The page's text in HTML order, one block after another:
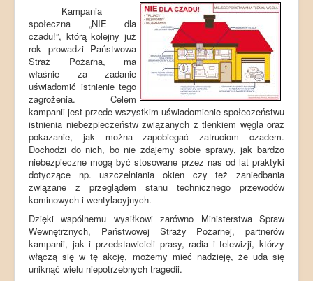
Kampania
społeczna „NIE dla
czadu!”, którą kolejny już
rok prowadzi Państwowa
Straż Pożarna, ma
właśnie za zadanie
uświadomić istnienie tego
zagrożenia. Celem
kampanii jest przede wszystkim uświadomienie społeczeństwu
istnienia niebezpieczeństw związanych z tlenkiem węgla oraz
pokazanie, jak można zapobiegać zatruciom czadem.
Dochodzi do nich, bo nie zdajemy sobie sprawy, jak bardzo
niebezpieczne mogą być stosowane przez nas od lat praktyki
dotyczące np. uszczelniania okien czy też zaniedbania
związane z przeglądem stanu technicznego przewodów
kominowych i wentylacyjnych.
Dzięki wspólnemu wysiłkowi zarówno Ministerstwa Spraw
Wewnętrznych, Państwowej Straży Pożarnej, partnerów
kampanii, jak i przedstawicieli prasy, radia i telewizji, którzy
włączą się w tę akcję, możemy mieć nadzieję, że uda się
uniknąć wielu niepotrzebnych tragedii.